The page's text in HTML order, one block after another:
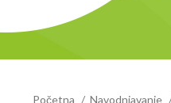
Početna Navodnjavanje